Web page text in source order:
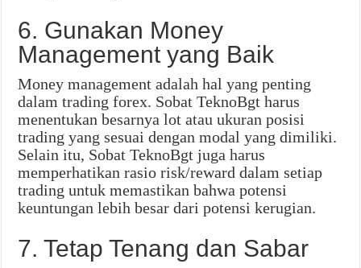
6. Gunakan Money
Management yang Baik
Money management adalah hal yang penting
dalam trading forex. Sobat TeknoBgt harus
menentukan besarnya lot atau ukuran posisi
trading yang sesuai dengan modal yang dimiliki.
Selain itu, Sobat TeknoBgt juga harus
memperhatikan rasio risk/reward dalam setiap
trading untuk memastikan bahwa potensi
keuntungan lebih besar dari potensi kerugian.
7. Tetap Tenang dan Sabar